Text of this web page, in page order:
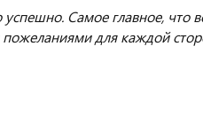
Самое главное, что
пожеланиями для каждой